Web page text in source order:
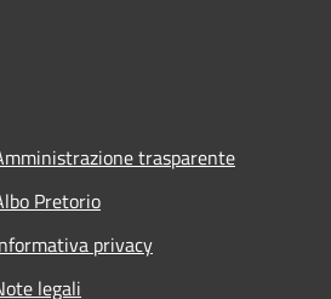
trasparente
Pretorio
privacy
legali